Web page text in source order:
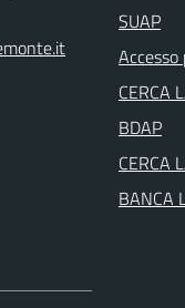
SUAP
CERCA
BDAP
CERCA
BANCA